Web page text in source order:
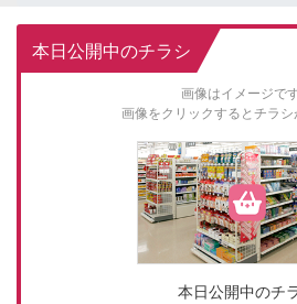
本日公開中のチラシ
画像はイメージです
画像をクリックするとチラシ
本日公開中のチ